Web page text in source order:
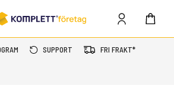
SUPPORT FRI FRAKT*